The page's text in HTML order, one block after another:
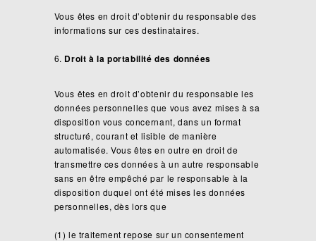
Vous êtes en droit d’obtenir du responsable des
informations sur ces destinataires.
Droit à la portabilité des données
Vous êtes en droit d’obtenir du responsable les
données personnelles que vous avez mises à sa
disposition vous concernant, dans un format
structuré, courant et lisible de manière
automatisée. Vous êtes en outre en droit de
transmettre ces données à un autre responsable
sans en être empêché par le responsable à la
disposition duquel ont été mises les données
personnelles, dès lors que
(1) le traitement repose sur un consentement